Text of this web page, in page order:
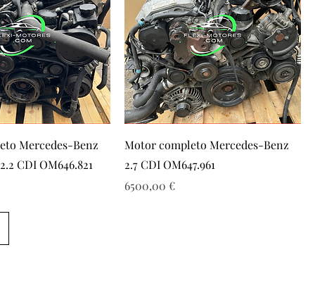
Mercedes-Benz
CDI OM646.821
Motor completo Mercedes-Benz
2.7 CDI OM647.961
Precio
6500,00 €